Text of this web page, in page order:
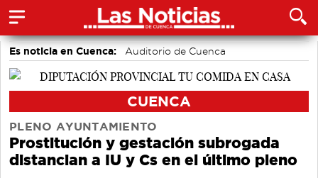
Es noticia en Cuenca: Auditorio de Cuenca
CUENCA
PLENO AYUNTAMIENTO
Prostitución y gestación subrogada
distancian a IU y Cs en el último pleno